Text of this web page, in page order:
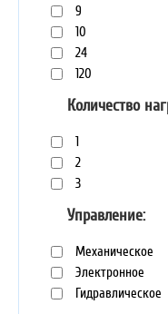
9
10
24
120
Количество
1
2
3
Управление:
Механическое
Электронное
Гидравлическое